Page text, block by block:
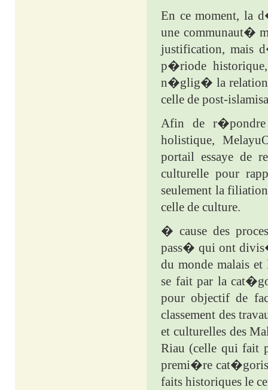
En ce moment, la
une communaut�
justification, mais
p�riode
n�glig� la relation
celle de post-
Afin de r�pondre
holistique,
portail essaye de
culturelle pour
seulement la
celle de culture.
� cause des
pass� qui ont
du monde malais
se fait par la
pour objectif de
classement des
et culturelles des
Riau (celle qui
premi�re
faits historiques le